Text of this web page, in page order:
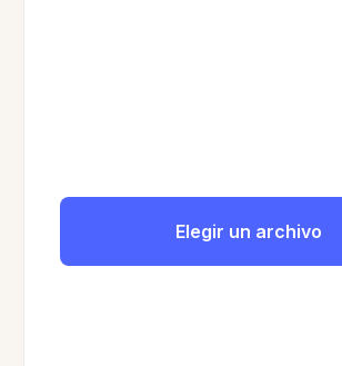
Elegir un archivo